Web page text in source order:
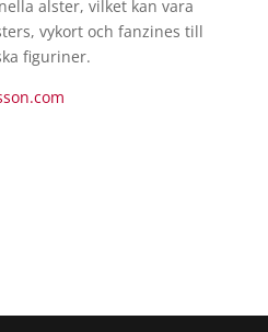
alster, vilket kan vara
vykort och fanzines till
figuriner.